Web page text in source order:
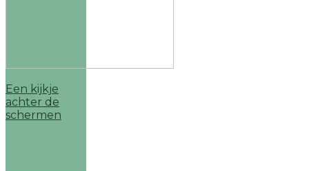
Een kijkje
achter de
schermen